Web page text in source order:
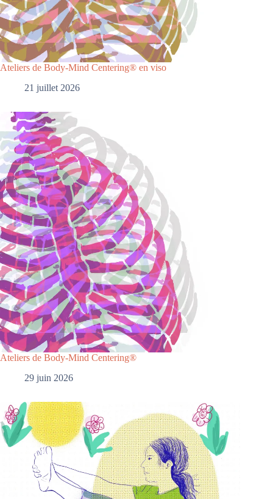
Ateliers de Body-Mind Centering® en viso
21 juillet 2026
Ateliers de Body-Mind Centering®
29 juin 2026